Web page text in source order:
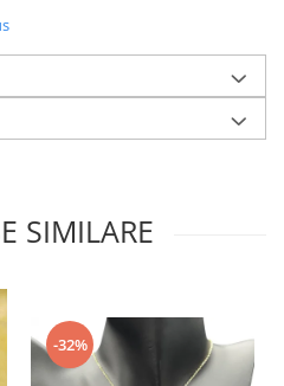
SIMILARE
-32%